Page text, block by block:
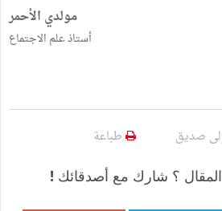
مولدي الأحمر
أستاذ علم الاجتماع
صديق طباعة
؟ شارك مع أصدقائك !